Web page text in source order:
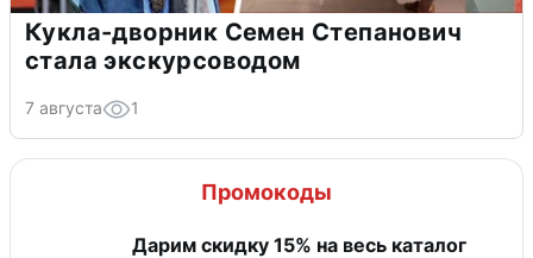
Кукла-дворник Семен Степанович
стала экскурсоводом
7 августа 1
Промокоды
Дарим скидку 15% на весь каталог